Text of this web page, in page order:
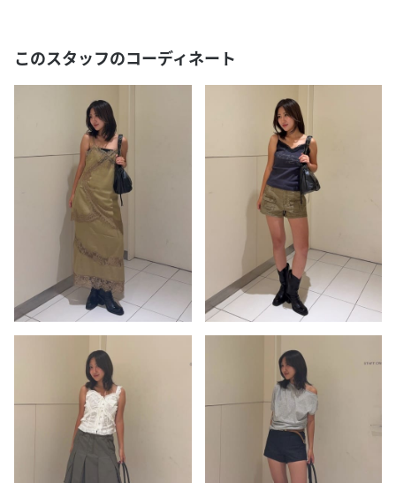
このスタッフのコーディネート